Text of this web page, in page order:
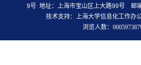
9号 地址：上海市宝山区上大路99号 邮
技术支持： 上海大学信息化工作办
浏览人数：